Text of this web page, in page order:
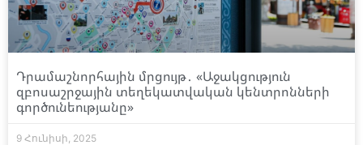
Դրամաշնորհային մրցույթ․ «Աջակցություն
զբոսաշրջային տեղեկատվական կենտրոնների
գործունեությանը»
9 Հունիսի, 2025